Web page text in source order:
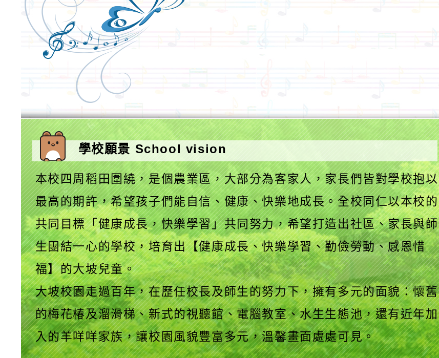
學校願景 School vision
本校四周稻田圍繞，是個農業區，大部分為客家人，家長們皆對學校抱以
最高的期許，希望孩子們能自信、健康、快樂地成長。全校同仁以本校的
共同目標「健康成長，快樂學習」共同努力，希望打造出社區、家長與師
生團結一心的學校，培育出【健康成長、快樂學習、勤儉勞動、感恩惜
福】的大坡兒童。
大坡校園走過百年，在歷任校長及師生的努力下，擁有多元的面貌：懷舊
的梅花椿及溜滑梯、新式的視聽館、電腦教室、水生生態池，還有近年加
入的羊咩咩家族，讓校園風貌豐富多元，溫馨畫面處處可見。